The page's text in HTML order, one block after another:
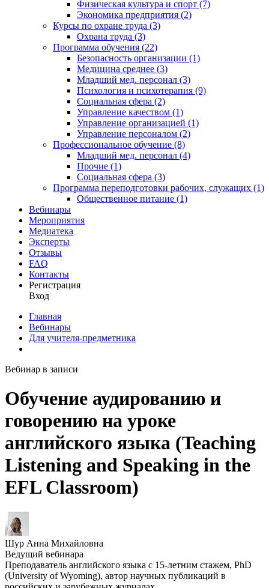
Физическая культура и спорт (7)
Экономика предприятия (2)
Курсы по охране труда (3)
Охрана труда (3)
Программа обучения (22)
Безопасность организации (1)
Медицина среднее (3)
Младший мед. персонал (3)
Психология и психотерапия (9)
Социальная сфера (2)
Управление качеством (1)
Управление организацией (1)
Управление персоналом (2)
Профессиональное обучение (8)
Младший мед. персонал (4)
Прочие (1)
Социальная сфера (3)
Программа переподготовки рабочих, служащих (1)
Общественное питание (1)
Вебинары
Мероприятия
Медиатека
Эксперты
Отзывы
FAQ
Контакты
Регистрация
Вход
Главная
Вебинары
Для учителя-предметника
Вебинар в записи
Обучение аудированию и
говорению на уроке
английского языка (Teaching
Listening and Speaking in the
EFL Classroom)
Шур Анна Михайловна
Ведущий вебинара
Преподаватель английского языка с 15-летним стажем, PhD
(University of Wyoming), автор научных публикаций в